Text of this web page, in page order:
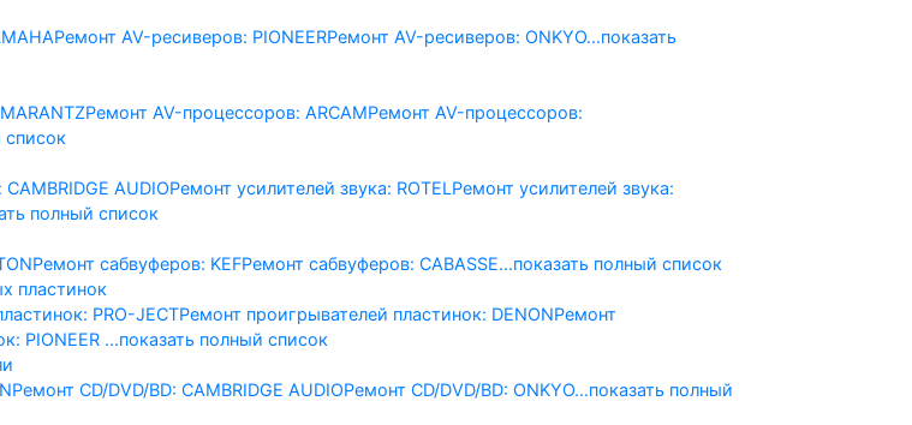
Ремонт AV-реcиверов: PIONEERРемонт AV-реcиверов: ONKYO...показать
Ремонт AV-процессоров: ARCAMРемонт AV-процессоров:
список
AUDIOРемонт усилителей звука: ROTELРемонт усилителей звука:
полный список
Ремонт сабвуферов: KEFРемонт сабвуферов: CABASSE...показать полный список
пластинок
PRO-JECTРемонт проигрывателей пластинок: DENONРемонт
PIONEER ...показать полный список
Ремонт CD/DVD/BD: CAMBRIDGE AUDIOРемонт CD/DVD/BD: ONKYO...показать полный